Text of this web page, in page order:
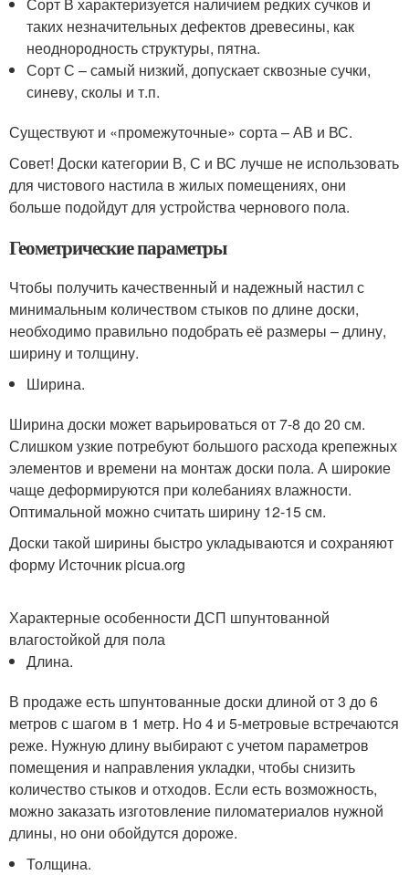
таких незначительных дефектов древесины, как
неоднородность структуры, пятна.
Сорт С – самый низкий, допускает сквозные сучки,
синеву, сколы и т.п.
Существуют и «промежуточные» сорта – АВ и ВС.
Совет! Доски категории В, С и ВС лучше не использовать
для чистового настила в жилых помещениях, они
больше подойдут для устройства чернового пола.
Геометрические параметры
Чтобы получить качественный и надежный настил с
минимальным количеством стыков по длине доски,
необходимо правильно подобрать её размеры – длину,
ширину и толщину.
Ширина.
Ширина доски может варьироваться от 7-8 до 20 см.
Слишком узкие потребуют большого расхода крепежных
элементов и времени на монтаж доски пола. А широкие
чаще деформируются при колебаниях влажности.
Оптимальной можно считать ширину 12-15 см.
Доски такой ширины быстро укладываются и сохраняют
форму Источник picua.org
Характерные особенности ДСП шпунтованной
влагостойкой для пола
Длина.
В продаже есть шпунтованные доски длиной от 3 до 6
метров с шагом в 1 метр. Но 4 и 5-метровые встречаются
реже. Нужную длину выбирают с учетом параметров
помещения и направления укладки, чтобы снизить
количество стыков и отходов. Если есть возможность,
можно заказать изготовление пиломатериалов нужной
длины, но они обойдутся дороже.
Толщина.